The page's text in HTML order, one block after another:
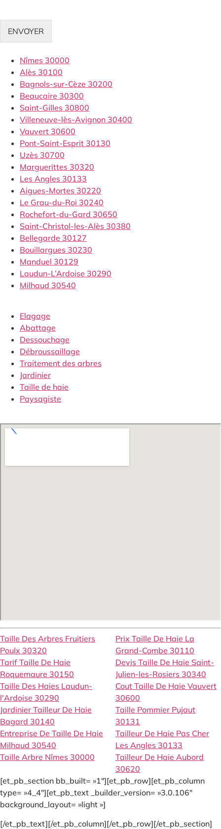
ENVOYER
Nîmes 30000
Alès 30100
Bagnols-sur-Cèze 30200
Beaucaire 30300
Saint-Gilles 30800
Villeneuve-lès-Avignon 30400
Vauvert 30600
Pont-Saint-Esprit 30130
Uzès 30700
Marguerittes 30320
Les Angles 30133
Aigues-Mortes 30220
Le Grau-du-Roi 30240
Rochefort-du-Gard 30650
Saint-Christol-les-Alès 30380
Bellegarde 30127
Bouillargues 30230
Manduel 30129
Laudun-L’Ardoise 30290
Milhaud 30540
Elagage
Abattage
Dessouchage
Débroussaillage
Traitement des arbres
Jardinier
Taille de haie
Paysagiste
Taille Des Arbres Fruitiers
Poulx 30320
Tarif Taille De Haie
Roquemaure 30150
Taille Des Haies Laudun-
l'Ardoise 30290
Jardinier Tailleur De Haie
Bagard 30140
Entreprise De Taille De Haie
Milhaud 30540
Taille Arbre Nîmes 30000
Prix Taille De Haie La
Grand-Combe 30110
Devis Taille De Haie Saint-
Julien-les-Rosiers 30340
Cout Taille De Haie Vauvert
30600
Taille Pommier Pujaut
30131
Tailleur De Haie Pas Cher
Les Angles 30133
Tailleur De Haie Aubord
30620
[et_pb_section bb_built= »1″][et_pb_row][et_pb_column
type= »4_4″][et_pb_text _builder_version= »3.0.106″
background_layout= »light »]
[/et_pb_text][/et_pb_column][/et_pb_row][/et_pb_section]